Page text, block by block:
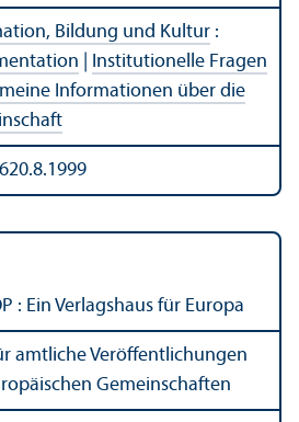
Bildung und Kultur :
Institutionelle Fragen
Informationen über die
: Ein Verlagshaus für Europa
amtliche Veröffentlichungen
Gemeinschaften